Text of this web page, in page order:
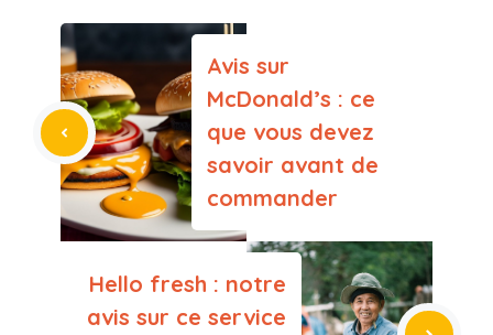
Avis sur
McDonald’s : ce
que vous devez
savoir avant de
commander
Hello fresh : notre
avis sur ce service